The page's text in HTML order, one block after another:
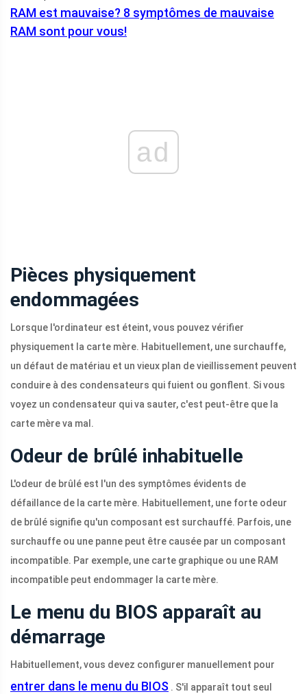
RAM est mauvaise? 8 symptômes de mauvaise
RAM sont pour vous!
ad
Pièces physiquement
endommagées
Lorsque l'ordinateur est éteint, vous pouvez vérifier
physiquement la carte mère. Habituellement, une surchauffe,
un défaut de matériau et un vieux plan de vieillissement peuvent
conduire à des condensateurs qui fuient ou gonflent. Si vous
voyez un condensateur qui va sauter, c'est peut-être que la
carte mère va mal.
Odeur de brûlé inhabituelle
L'odeur de brûlé est l'un des symptômes évidents de
défaillance de la carte mère. Habituellement, une forte odeur
de brûlé signifie qu'un composant est surchauffé. Parfois, une
surchauffe ou une panne peut être causée par un composant
incompatible. Par exemple, une carte graphique ou une RAM
incompatible peut endommager la carte mère.
Le menu du BIOS apparaît au
démarrage
Habituellement, vous devez configurer manuellement pour
entrer dans le menu du BIOS . S'il apparaît tout seul